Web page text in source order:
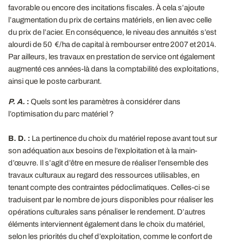
favorable ou encore des incitations fiscales. À cela s’ajoute
l’augmentation du prix de certains matériels, en lien avec celle
du prix de l’acier. En conséquence, le niveau des annuités s’est
alourdi de 50 €/ ha de capital à rembourser entre 2007 et 2014.
Par ailleurs, les travaux en prestation de service ont également
augmenté ces années-là dans la comptabilité des exploitations,
ainsi que le poste carburant.
P. A. : Quels sont les paramètres à considérer dans
l’optimisation du parc matériel ?
B. D. : La pertinence du choix du matériel repose avant tout sur
son adéquation aux besoins de l’exploitation et à la main-
d’œuvre. Il s’agit d’être en mesure de réaliser l’ensemble des
travaux culturaux au regard des ressources utilisables, en
tenant compte des contraintes pédoclimatiques. Celles-ci se
traduisent par le nombre de jours disponibles pour réaliser les
opérations culturales sans pénaliser le rendement. D’autres
éléments interviennent également dans le choix du matériel,
selon les priorités du chef d’exploitation, comme le confort de